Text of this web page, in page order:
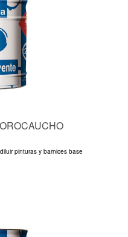
pinturas y barnices base